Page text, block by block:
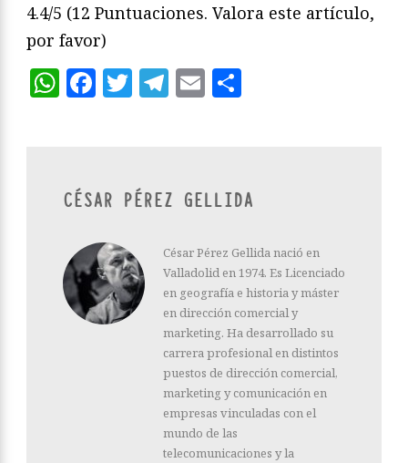
4.4/5 (12 Puntuaciones. Valora este artículo,
por favor)
WhatsApp
Facebook
Twitter
Telegram
Email
CÉSAR PÉREZ GELLIDA
César Pérez Gellida nació en
Valladolid en 1974. Es Licenciado
en geografía e historia y máster
en dirección comercial y
marketing. Ha desarrollado su
carrera profesional en distintos
puestos de dirección comercial,
marketing y comunicación en
empresas vinculadas con el
mundo de las
telecomunicaciones y la